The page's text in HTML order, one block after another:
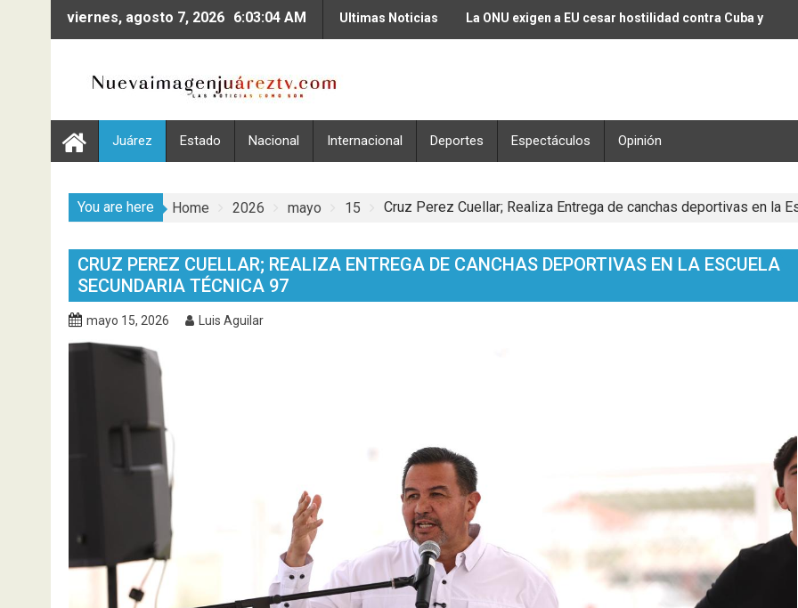
Skip
viernes, agosto 7, 2026 6:03:05 AM Ultimas Noticias La ONU exigen a EU cesar hostilidad contra Cuba y
Juárez Estado Nacional Internacional Deportes Espectáculos Opinión
You are here Home 2026 mayo 15 Cruz Perez Cuellar; Realiza Entrega de canchas deportivas en la
CRUZ PEREZ CUELLAR; REALIZA ENTREGA DE CANCHAS DEPORTIVAS EN LA ESCUELA
SECUNDARIA TÉCNICA 97
mayo 15, 2026 Luis Aguilar